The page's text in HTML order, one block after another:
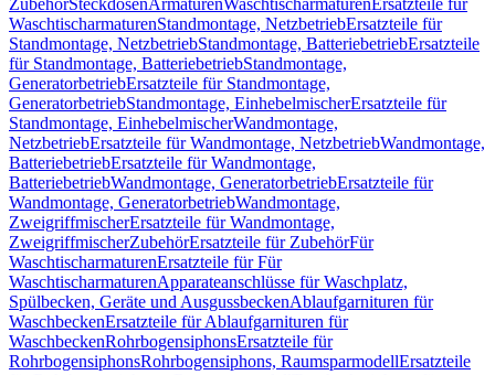
ZubehörSteckdosenArmaturenWaschtischarmaturen Ersatzteile für
WaschtischarmaturenStandmontage, NetzbetriebErsatzteile für
Standmontage, NetzbetriebStandmontage, BatteriebetriebErsatzteile
für Standmontage, BatteriebetriebStandmontage,
GeneratorbetriebErsatzteile für Standmontage,
GeneratorbetriebStandmontage, EinhebelmischerErsatzteile für
Standmontage, EinhebelmischerWandmontage,
NetzbetriebErsatzteile für Wandmontage, NetzbetriebWandmontage,
BatteriebetriebErsatzteile für Wandmontage,
BatteriebetriebWandmontage, GeneratorbetriebErsatzteile für
Wandmontage, GeneratorbetriebWandmontage,
ZweigriffmischerErsatzteile für Wandmontage,
ZweigriffmischerZubehörErsatzteile für ZubehörFür
WaschtischarmaturenErsatzteile für Für
WaschtischarmaturenApparateanschlüsse für Waschplatz,
Spülbecken, Geräte und AusgussbeckenAblaufgarnituren für
WaschbeckenErsatzteile für Ablaufgarnituren für
WaschbeckenRohrbogensiphonsErsatzteile für
RohrbogensiphonsRohrbogensiphons, RaumsparmodellErsatzteile